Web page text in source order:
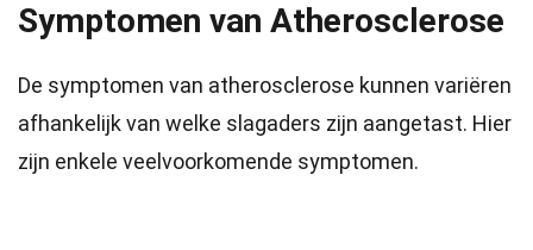
Symptomen van Atherosclerose
De symptomen van atherosclerose kunnen variëren
afhankelijk van welke slagaders zijn aangetast. Hier
zijn enkele veelvoorkomende symptomen.